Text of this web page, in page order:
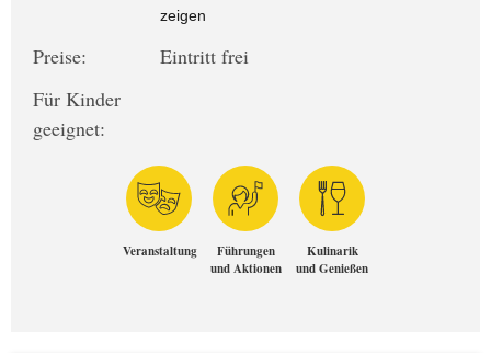
zeigen
Preise:
Eintritt frei
Für Kinder
geeignet:
Veranstaltung
Führungen
und Aktionen
Kulinarik
und Genießen